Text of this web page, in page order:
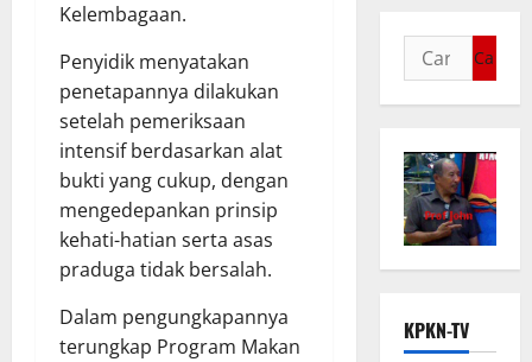
Kelembagaan.
Penyidik ​​menyatakan
penetapannya dilakukan
setelah pemeriksaan
intensif berdasarkan alat
bukti yang cukup, dengan
mengedepankan prinsip
kehati-hatian serta asas
praduga tidak bersalah.
Dalam pengungkapannya
terungkap Program Makan
KPKN-TV